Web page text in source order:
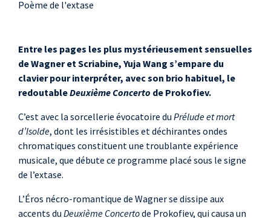
Poème de l'extase
Entre les pages les plus mystérieusement sensuelles
de Wagner et Scriabine, Yuja Wang s’empare du
clavier pour interpréter, avec son brio habituel, le
redoutableDeuxième Concerto de Prokofiev.
C’est avec la sorcellerie évocatoire du Prélude et mort
d’Isolde, dont les irrésistibles et déchirantes ondes
chromatiques constituent une troublante expérience
musicale, que débute ce programme placé sous le signe
de l’extase.
L’Éros nécro-romantique de Wagner se dissipe aux
accents du Deuxième Concertode Prokofiev, qui causa un